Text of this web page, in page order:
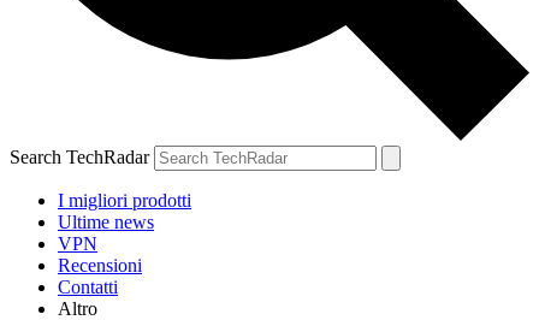
Search TechRadar
I migliori prodotti
Ultime news
VPN
Recensioni
Contatti
Altro